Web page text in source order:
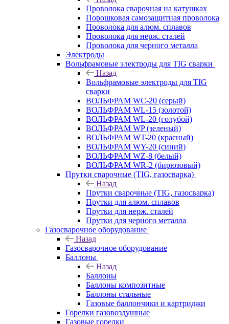
Проволока сварочная на катушках
Порошковая самозащитная проволока
Проволока для алюм. сплавов
Проволока для нерж. сталей
Проволока для черного металла
Электроды
Вольфрамовые электроды для TIG сварки
Назад
Вольфрамовые электроды для TIG
сварки
ВОЛЬФРАМ WC-20 (серый)
ВОЛЬФРАМ WL-15 (золотой)
ВОЛЬФРАМ WL-20 (голубой)
ВОЛЬФРАМ WP (зеленый)
ВОЛЬФРАМ WT-20 (красный)
ВОЛЬФРАМ WY-20 (синий)
ВОЛЬФРАМ WZ-8 (белый)
ВОЛЬФРАМ WR-2 (бирюзовый)
Прутки сварочные (TIG, газосварка)
Назад
Прутки сварочные (TIG, газосварка)
Прутки для алюм. сплавов
Прутки для нерж. сталей
Прутки для черного металла
Газосварочное оборудование
Назад
Газосварочное оборудование
Баллоны
Назад
Баллоны
Баллоны композитные
Баллоны стальные
Газовые баллончики и картриджи
Горелки газовоздушные
Газовые горелки